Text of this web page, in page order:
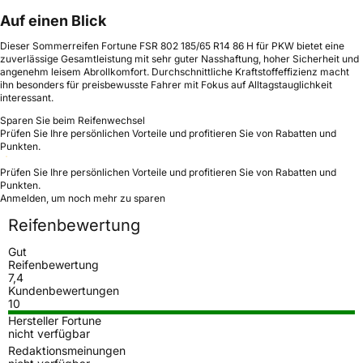
Auf einen Blick
Dieser Sommerreifen Fortune FSR 802 185/65 R14 86 H für PKW bietet eine
zuverlässige Gesamtleistung mit sehr guter Nasshaftung, hoher Sicherheit und
angenehm leisem Abrollkomfort. Durchschnittliche Kraftstoffeffizienz macht
ihn besonders für preisbewusste Fahrer mit Fokus auf Alltagstauglichkeit
interessant.
Sparen Sie beim Reifenwechsel
Prüfen Sie Ihre persönlichen Vorteile und profitieren Sie von Rabatten und
Punkten.
Prüfen Sie Ihre persönlichen Vorteile und profitieren Sie von Rabatten und
Punkten.
Anmelden, um noch mehr zu sparen
Reifenbewertung
Gut
Reifenbewertung
7,4
Kundenbewertungen
10
Hersteller Fortune
nicht verfügbar
Redaktionsmeinungen